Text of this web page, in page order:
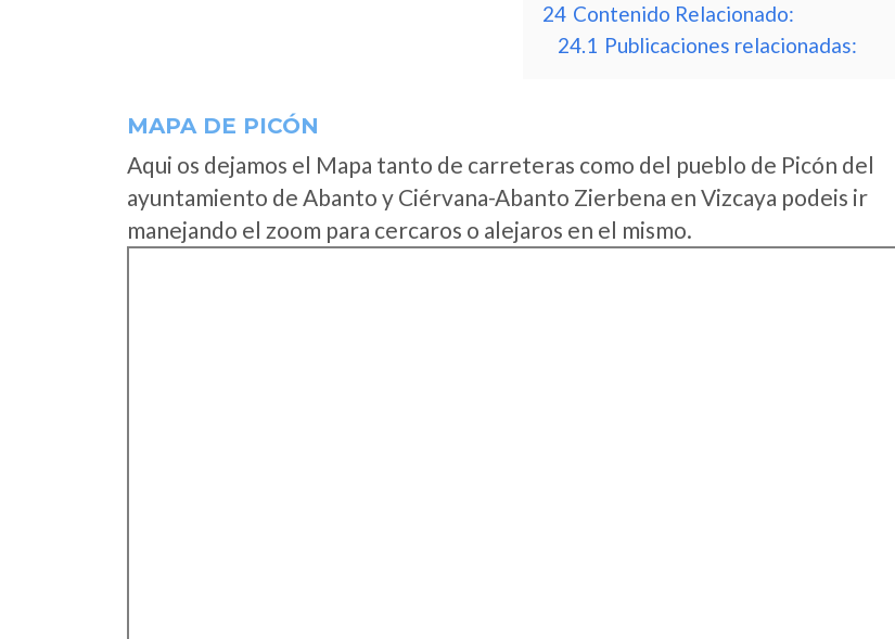
24 Contenido Relacionado:
24.1 Publicaciones relacionadas:
MAPA DE PICÓN
Aqui os dejamos el Mapa tanto de carreteras como del pueblo de Picón del
ayuntamiento de Abanto y Ciérvana-Abanto Zierbena en Vizcaya podeis ir
manejando el zoom para cercaros o alejaros en el mismo.